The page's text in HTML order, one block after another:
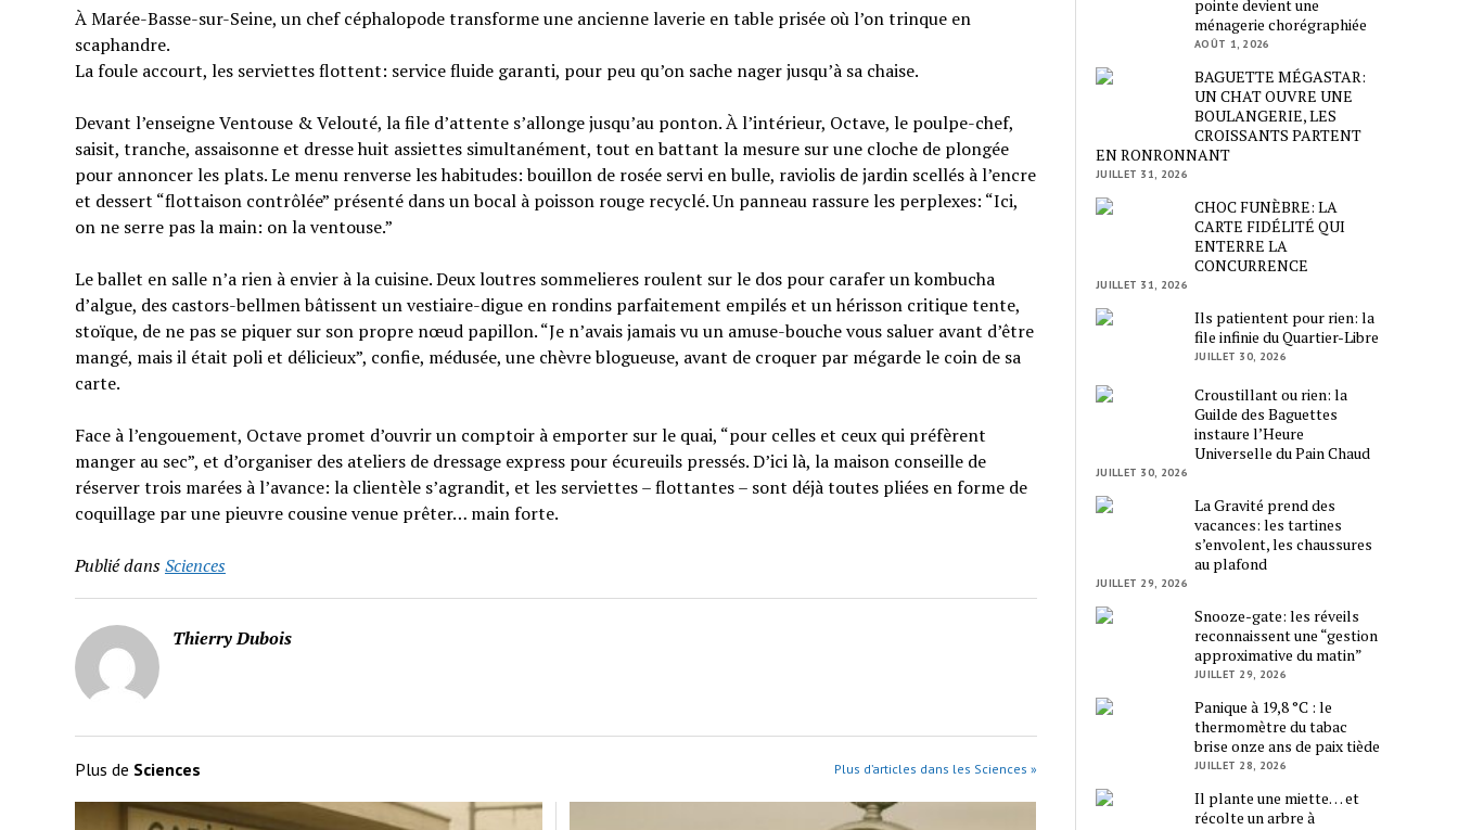
À Marée-Basse-sur-Seine, un chef céphalopode transforme une ancienne laverie en table prisée où l’on trinque en
scaphandre.
La foule accourt, les serviettes flottent: service fluide garanti, pour peu qu’on sache nager jusqu’à sa chaise.
Devant l’enseigne Ventouse & Velouté, la file d’attente s’allonge jusqu’au ponton. À l’intérieur, Octave, le poulpe-chef,
saisit, tranche, assaisonne et dresse huit assiettes simultanément, tout en battant la mesure sur une cloche de plongée
pour annoncer les plats. Le menu renverse les habitudes: bouillon de rosée servi en bulle, raviolis de jardin scellés à l’encre
et dessert “flottaison contrôlée” présenté dans un bocal à poisson rouge recyclé. Un panneau rassure les perplexes: “Ici,
on ne serre pas la main: on la ventouse.”
Le ballet en salle n’a rien à envier à la cuisine. Deux loutres sommelieres roulent sur le dos pour carafer un kombucha
d’algue, des castors-bellmen bâtissent un vestiaire-digue en rondins parfaitement empilés et un hérisson critique tente,
stoïque, de ne pas se piquer sur son propre nœud papillon. “Je n’avais jamais vu un amuse-bouche vous saluer avant d’être
mangé, mais il était poli et délicieux”, confie, médusée, une chèvre blogueuse, avant de croquer par mégarde le coin de sa
carte.
Face à l’engouement, Octave promet d’ouvrir un comptoir à emporter sur le quai, “pour celles et ceux qui préfèrent
manger au sec”, et d’organiser des ateliers de dressage express pour écureuils pressés. D’ici là, la maison conseille de
réserver trois marées à l’avance: la clientèle s’agrandit, et les serviettes – flottantes – sont déjà toutes pliées en forme de
coquillage par une pieuvre cousine venue prêter… main forte.
Publié dansSciences
Thierry Dubois
Plus de Sciences Plus d’articles dans les Sciences »
pointe devient une
ménagerie chorégraphiée
AOÛT 1, 2026
BAGUETTE MÉGASTAR:
UN CHAT OUVRE UNE
BOULANGERIE, LES
CROISSANTS PARTENT
EN RONRONNANT
JUILLET 31, 2026
CHOC FUNÈBRE: LA
CARTE FIDÉLITÉ QUI
ENTERRE LA
CONCURRENCE
JUILLET 31, 2026
Ils patientent pour rien: la
file infinie du Quartier-Libre
JUILLET 30, 2026
Croustillant ou rien: la
Guilde des Baguettes
instaure l’Heure
Universelle du Pain Chaud
JUILLET 30, 2026
La Gravité prend des
vacances: les tartines
s’envolent, les chaussures
au plafond
JUILLET 29, 2026
Snooze-gate: les réveils
reconnaissent une “gestion
approximative du matin”
JUILLET 29, 2026
Panique à 19,8 °C : le
thermomètre du tabac
brise onze ans de paix tiède
JUILLET 28, 2026
Il plante une miette… et
récolte un arbre à